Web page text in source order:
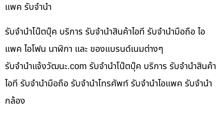
แพค รับจำนำ
รับจำนำโน๊ตบุ๊ค บริการ รับจำนำสินค้าไอที รับจำนำมือถือ ไอ
แพค ไอโฟน นาฬิกา และ ของแบรนด์เนมต่างๆ
รับจํานําแจ้งวัฒนะ.com รับจำนำโน๊ตบุ๊ค บริการ รับจำนำสินค้า
ไอที รับจำนำมือถือ รับจำนำโทรศัพท์ รับจำนำไอแพค รับจำนำ
กล้อง